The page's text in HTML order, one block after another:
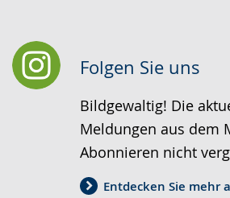
Folgen Sie uns
Bildgewaltig! Die
Meldungen aus dem
Abonnieren nicht
Entdecken Sie mehr